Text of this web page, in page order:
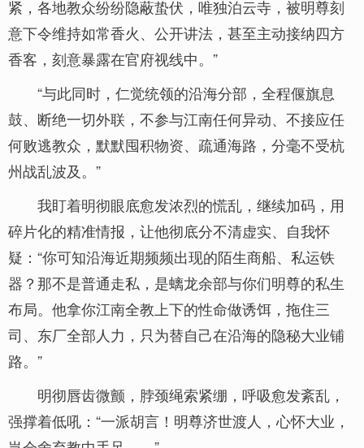
紧，各地教众纷纷隐蔽蛰伏，唯独泊云寺，被明尊刻
意下令维持如常香火、公开讲法，甚至主动接纳四方
香客，刻意暴露在官府视线中。”
“与此同时，仁觉统领的沿海分部，全程偃旗息
鼓、断绝一切外联，不参与江南任何异动、不接应任
何败逃教众，默默囤积物资、疏通海路，分毫不受杭
州战乱波及。”
我盯着明彻眼底愈发浓烈的慌乱，继续加码，用
碎片化的精准情报，让他彻底分不清虚实、自我怀
疑：“你可知沿海近期频频出现的陌生商船、私运铁
器？那不是普通走私，是螭龙余部与你们明尊的私生
布局。他拿你江南全教上下的性命做诱饵，拖住三
司、东厂全部人力，只为替自己在沿海的隐秘大业铺
路。”
明彻唇齿微颤，脖颈绳索紧绷，呼吸愈发紊乱，
强撑着低吼：“一派胡言！明尊济世渡人，心怀大业，